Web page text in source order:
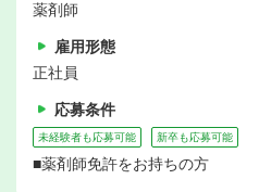
薬剤師
雇用形態
正社員
応募条件
未経験者も応募可能 新卒も応募可能
■薬剤師免許をお持ちの方